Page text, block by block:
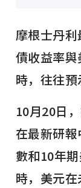
摩根士丹
債收益率
時，往往預
10月20日
在最新研
數和10年
時，美元